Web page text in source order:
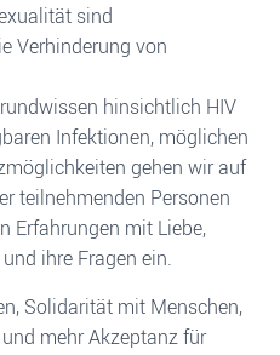
sind
Verhinderung von
hinsichtlich HIV
Infektionen, möglichen
gehen wir auf
teilnehmenden Personen
Erfahrungen mit Liebe,
ihre Fragen ein.
Solidarität mit Menschen,
mehr Akzeptanz für